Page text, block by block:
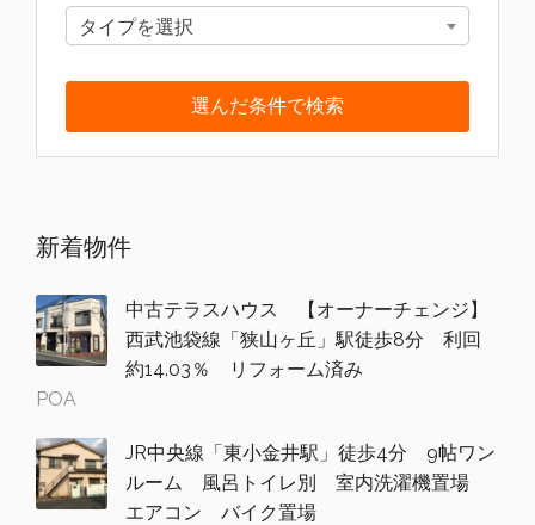
タイプを選択
新着物件
中古テラスハウス 【オーナーチェンジ】
西武池袋線「狭山ヶ丘」駅徒歩8分 利回
約14.03％ リフォーム済み
POA
JR中央線「東小金井駅」徒歩4分 9帖ワン
ルーム 風呂トイレ別 室内洗濯機置場
エアコン バイク置場